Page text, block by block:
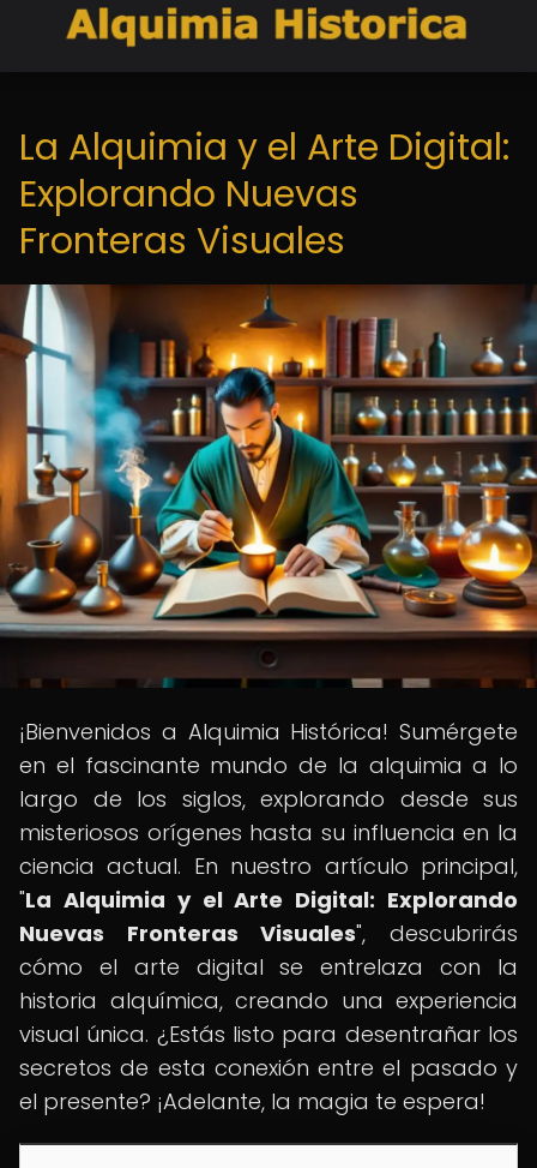
La Alquimia y el Arte Digital:
Explorando Nuevas
Fronteras Visuales
¡Bienvenidos a Alquimia Histórica! Sumérgete
en el fascinante mundo de la alquimia a lo
largo de los siglos, explorando desde sus
misteriosos orígenes hasta su influencia en la
ciencia actual. En nuestro artículo principal,
"La Alquimia y el Arte Digital: Explorando
Nuevas Fronteras Visuales", descubrirás
cómo el arte digital se entrelaza con la
historia alquímica, creando una experiencia
visual única. ¿Estás listo para desentrañar los
secretos de esta conexión entre el pasado y
el presente? ¡Adelante, la magia te espera!